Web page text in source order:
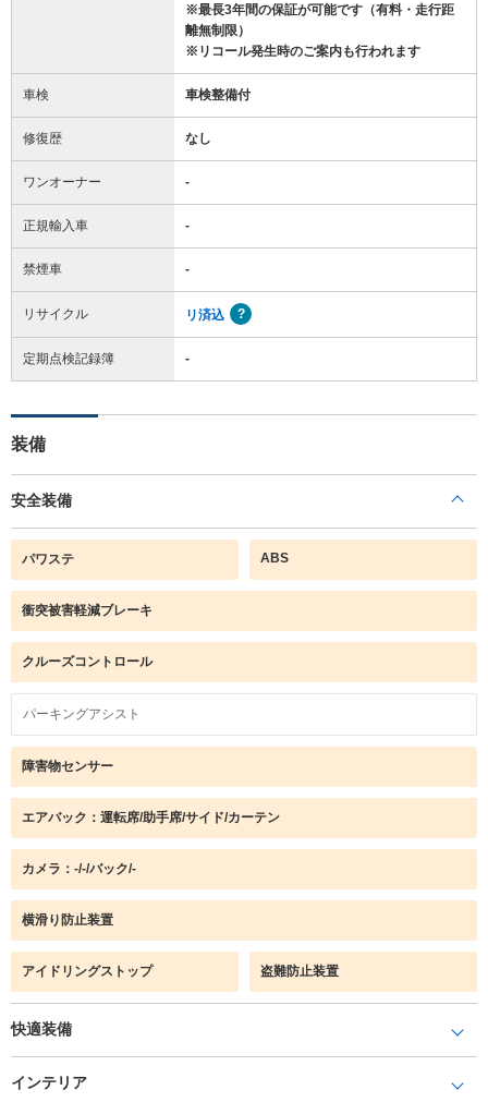
※最長3年間の保証が可能です（有料・走行距
離無制限）
※リコール発生時のご案内も行われます
車検 車検整備付
修復歴 なし
ワンオーナー -
正規輸入車 -
禁煙車 -
リサイクル リ済込
定期点検記録簿 -
装備
安全装備
パワステ ABS
衝突被害軽減ブレーキ
クルーズコントロール
パーキングアシスト
障害物センサー
エアバック：運転席/助手席/サイド/カーテン
カメラ：-/-/バック/-
横滑り防止装置
アイドリングストップ 盗難防止装置
快適装備
インテリア